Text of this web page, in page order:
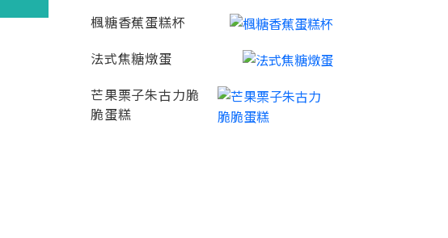
楓糖香蕉蛋糕杯
法式焦糖燉蛋
芒果栗子朱古力脆
脆蛋糕